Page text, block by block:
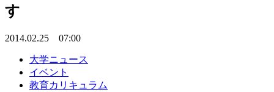
す
2014.02.25 07:00
大学ニュース
イベント
教育カリキュラム